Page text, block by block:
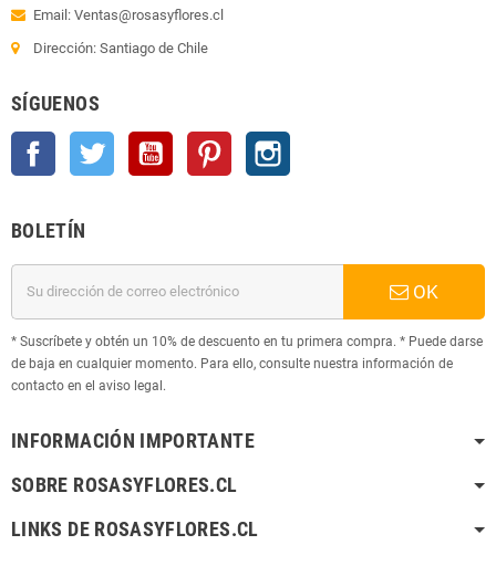
Email: Ventas@rosasyflores.cl
Dirección: Santiago de Chile
SÍGUENOS
Facebook Twitter YouTube Pinterest
BOLETÍN
OK
* Suscríbete y obtén un 10% de descuento en tu primera compra. * Puede darse
de baja en cualquier momento. Para ello, consulte nuestra información de
contacto en el aviso legal.
INFORMACIÓN IMPORTANTE
SOBRE ROSASYFLORES.CL
LINKS DE ROSASYFLORES.CL